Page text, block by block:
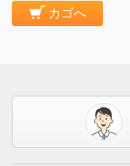
カゴへ